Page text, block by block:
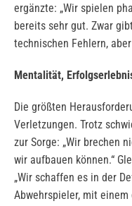
ergänzte: „Wir spielen
bereits sehr gut. Zwar
technischen Fehlern,
Mentalität,
Die größten
Verletzungen. Trotz
zur Sorge: „Wir brechen
wir aufbauen können.“
„Wir schaffen es in der
Abwehrspieler, mit